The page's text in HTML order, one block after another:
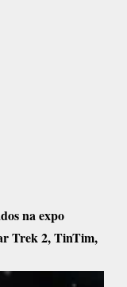
na expo
Trek 2, TinTim,